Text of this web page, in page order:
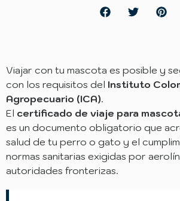
Viajar con tu mascota es posible y
con los requisitos del Instituto
Agropecuario (ICA).
El certificado de viaje para
es un documento obligatorio que
salud de tu perro o gato y el
normas sanitarias exigidas por
autoridades fronterizas.